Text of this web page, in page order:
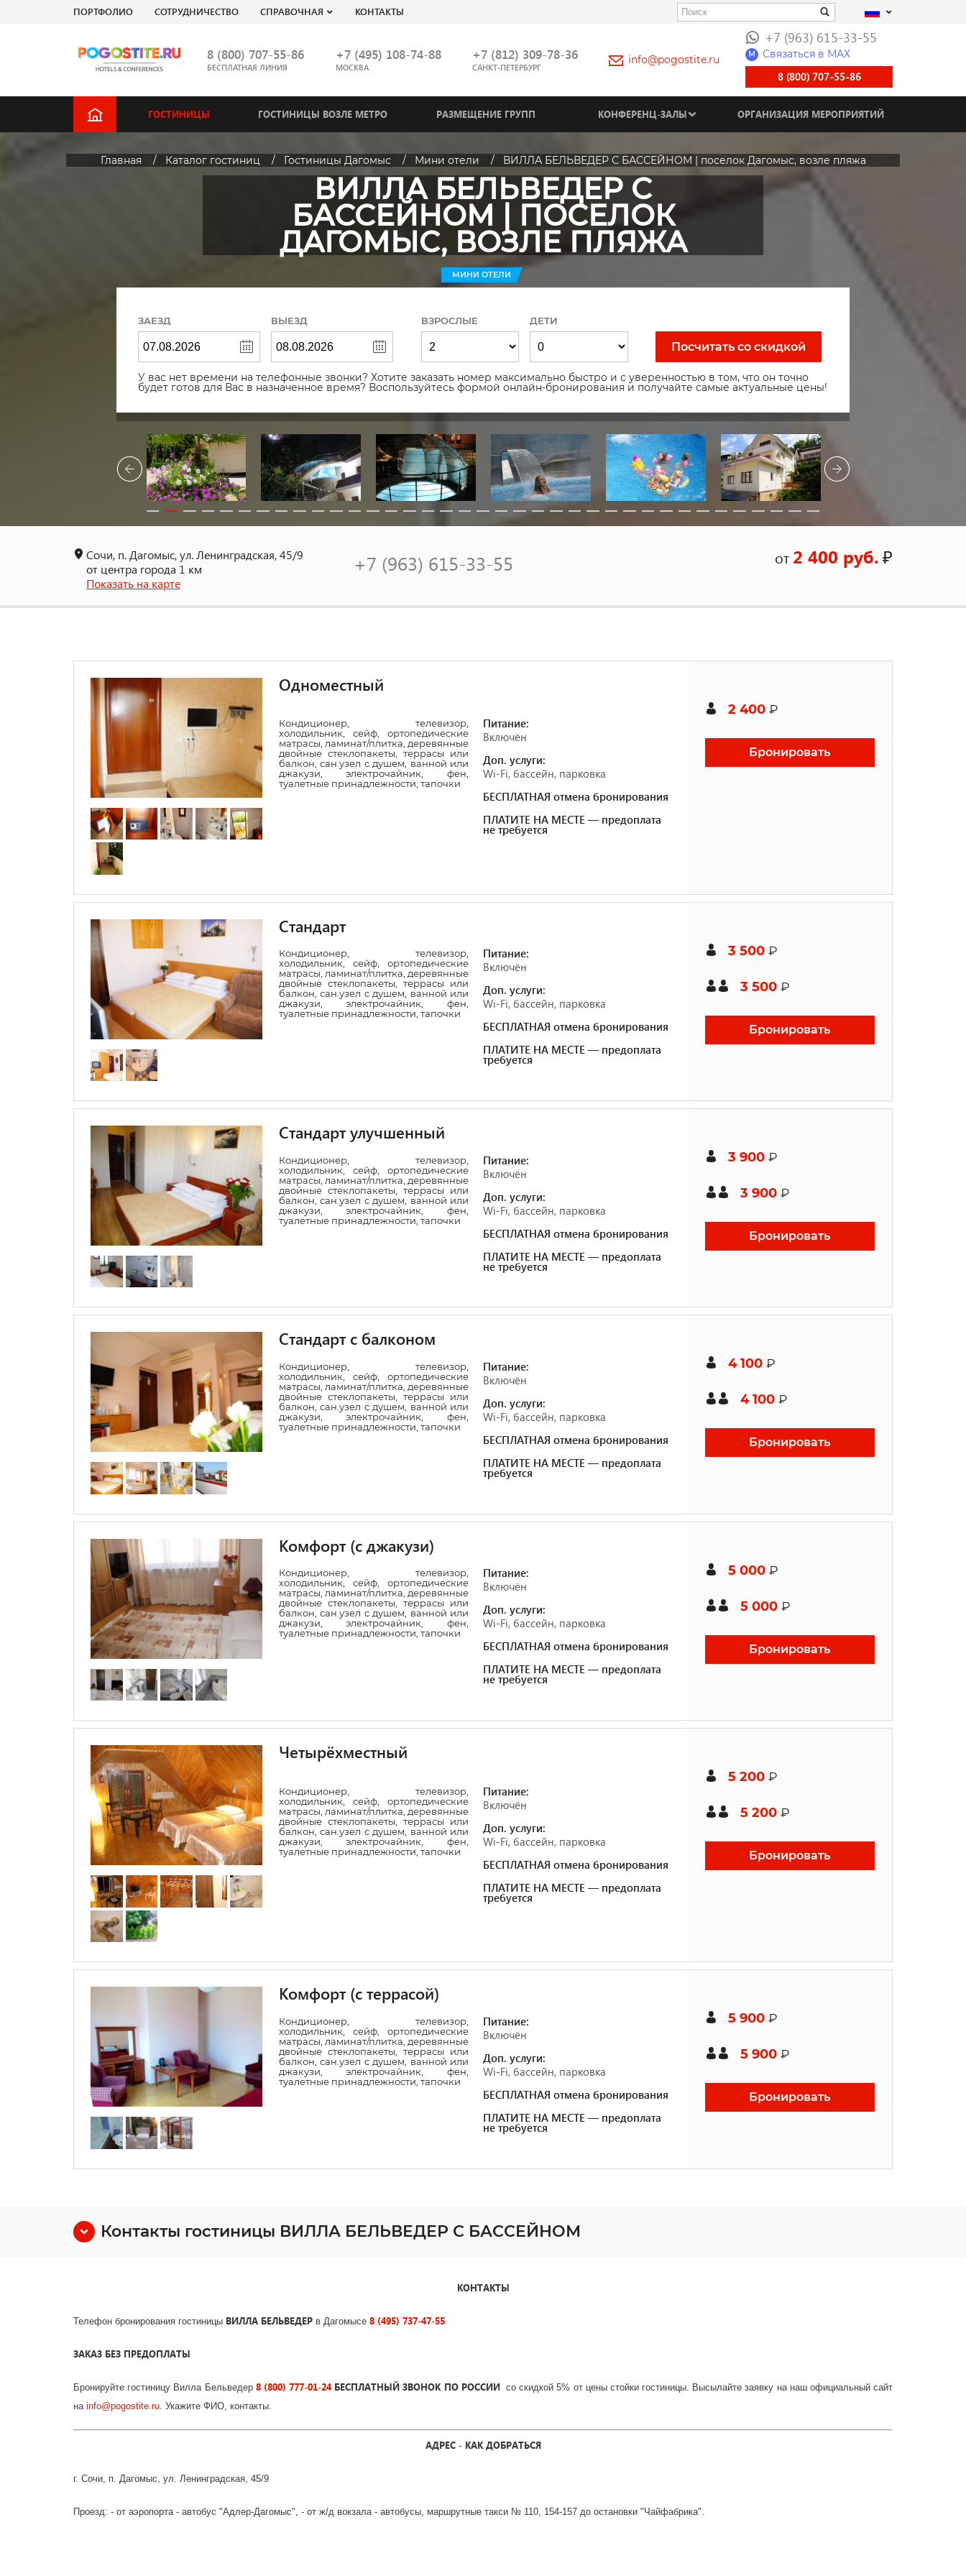
ПОРТФОЛИО СОТРУДНИЧЕСТВО СПРАВОЧНАЯ КОНТАКТЫ
8 (800) 707-55-86
БЕСПЛАТНАЯ ЛИНИЯ
+7 (495) 108-74-88
МОСКВА
+7 (812) 309-78-36
САНКТ-ПЕТЕРБУРГ
info@pogostite.ru
+7 (963) 615-33-55
M Связаться в МАХ
8 (800) 707-55-86
ГОСТИНИЦЫ ГОСТИНИЦЫ ВОЗЛЕ МЕТРО РАЗМЕЩЕНИЕ ГРУПП КОНФЕРЕНЦ-ЗАЛЫ ОРГАНИЗАЦИЯ МЕРОПРИЯТИЙ
Главная Каталог гостиниц Гостиницы Дагомыс Мини отели ВИЛЛА БЕЛЬВЕДЕР С БАССЕЙНОМ | поселок Дагомыс, возле пляжа
ВИЛЛА БЕЛЬВЕДЕР С
БАССЕЙНОМ | ПОСЕЛОК
ДАГОМЫС, ВОЗЛЕ ПЛЯЖА
МИНИ ОТЕЛИ
ЗАЕЗД ВЫЕЗД ВЗРОСЛЫЕ ДЕТИ
Посчитать со скидкой
У вас нет времени на телефонные звонки? Хотите заказать номер максимально быстро и с уверенностью в том, что он точно
будет готов для Вас в назначенное время? Воспользуйтесь формой онлайн-бронирования и получайте самые актуальные цены!
Сочи, п. Дагомыс, ул. Ленинградская, 45/9
от центра города 1 км
Показать на карте
+7 (963) 615-33-55 от 2 400 руб.₽
Одноместный
Кондиционер, телевизор,
холодильник, сейф, ортопедические
матрасы, ламинат/плитка, деревянные
двойные стеклопакеты, террасы или
балкон, сан.узел с душем, ванной или
джакузи, электрочайник, фен,
туалетные принадлежности, тапочки
Питание:
Включён
Доп. услуги:
Wi-Fi, бассейн, парковка
БЕСПЛАТНАЯ отмена бронирования
ПЛАТИТЕ НА МЕСТЕ — предоплата
не требуется
2 400 ₽
Бронировать
Стандарт
Кондиционер, телевизор,
холодильник, сейф, ортопедические
матрасы, ламинат/плитка, деревянные
двойные стеклопакеты, террасы или
балкон, сан.узел с душем, ванной или
джакузи, электрочайник, фен,
туалетные принадлежности, тапочки
Питание:
Включён
Доп. услуги:
Wi-Fi, бассейн, парковка
БЕСПЛАТНАЯ отмена бронирования
ПЛАТИТЕ НА МЕСТЕ — предоплата
требуется
3 500 ₽
3 500 ₽
Бронировать
Стандарт улучшенный
Кондиционер, телевизор,
холодильник, сейф, ортопедические
матрасы, ламинат/плитка, деревянные
двойные стеклопакеты, террасы или
балкон, сан.узел с душем, ванной или
джакузи, электрочайник, фен,
туалетные принадлежности, тапочки
Питание:
Включён
Доп. услуги:
Wi-Fi, бассейн, парковка
БЕСПЛАТНАЯ отмена бронирования
ПЛАТИТЕ НА МЕСТЕ — предоплата
не требуется
3 900 ₽
3 900 ₽
Бронировать
Стандарт с балконом
Кондиционер, телевизор,
холодильник, сейф, ортопедические
матрасы, ламинат/плитка, деревянные
двойные стеклопакеты, террасы или
балкон, сан.узел с душем, ванной или
джакузи, электрочайник, фен,
туалетные принадлежности, тапочки
Питание:
Включён
Доп. услуги:
Wi-Fi, бассейн, парковка
БЕСПЛАТНАЯ отмена бронирования
ПЛАТИТЕ НА МЕСТЕ — предоплата
требуется
4 100 ₽
4 100 ₽
Бронировать
Комфорт (с джакузи)
Кондиционер, телевизор,
холодильник, сейф, ортопедические
матрасы, ламинат/плитка, деревянные
двойные стеклопакеты, террасы или
балкон, сан.узел с душем, ванной или
джакузи, электрочайник, фен,
туалетные принадлежности, тапочки
Питание:
Включён
Доп. услуги:
Wi-Fi, бассейн, парковка
БЕСПЛАТНАЯ отмена бронирования
ПЛАТИТЕ НА МЕСТЕ — предоплата
не требуется
5 000 ₽
5 000 ₽
Бронировать
Четырёхместный
Кондиционер, телевизор,
холодильник, сейф, ортопедические
матрасы, ламинат/плитка, деревянные
двойные стеклопакеты, террасы или
балкон, сан.узел с душем, ванной или
джакузи, электрочайник, фен,
туалетные принадлежности, тапочки
Питание:
Включён
Доп. услуги:
Wi-Fi, бассейн, парковка
БЕСПЛАТНАЯ отмена бронирования
ПЛАТИТЕ НА МЕСТЕ — предоплата
требуется
5 200 ₽
5 200 ₽
Бронировать
Комфорт (с террасой)
Кондиционер, телевизор,
холодильник, сейф, ортопедические
матрасы, ламинат/плитка, деревянные
двойные стеклопакеты, террасы или
балкон, сан.узел с душем, ванной или
джакузи, электрочайник, фен,
туалетные принадлежности, тапочки
Питание:
Включён
Доп. услуги:
Wi-Fi, бассейн, парковка
БЕСПЛАТНАЯ отмена бронирования
ПЛАТИТЕ НА МЕСТЕ — предоплата
не требуется
5 900 ₽
5 900 ₽
Бронировать
Контакты гостиницы ВИЛЛА БЕЛЬВЕДЕР С БАССЕЙНОМ
КОНТАКТЫ
Телефон бронирования гостиницы ВИЛЛА БЕЛЬВЕДЕР в Дагомысе 8 (495) 737-47-55
ЗАКАЗ БЕЗ ПРЕДОПЛАТЫ
Бронируйте гостиницу Вилла Бельведер 8 (800) 777-01-24БЕСПЛАТНЫЙ ЗВОНОК ПО РОССИИсо скидкой 5% от цены стойки гостиницы. Высылайте заявку на наш официальный сайт
на info@pogostite .ru . Укажите ФИО, контакты.
АДРЕС - КАК ДОБРАТЬСЯ
г. Сочи, п. Дагомыс, ул. Ленинградская, 45/9
Проезд: - от аэропорта - автобус "Адлер-Дагомыс", - от ж/д вокзала - автобусы, маршрутные такси № 110, 154-157 до остановки "Чайфабрика".